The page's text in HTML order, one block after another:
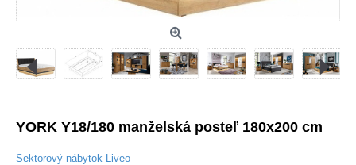
YORK Y18/180 manželská posteľ 180x200 cm
Sektorový nábytok Liveo